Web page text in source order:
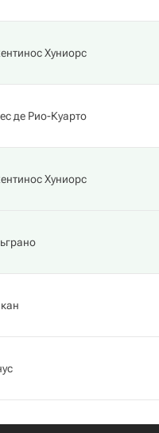
Хуниорс
де Рио-Куарто
Хуниорс